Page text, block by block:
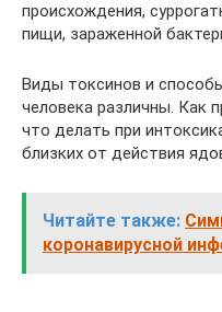
происхождения,
пищи, зараженной
Виды токсинов и
человека различны. Как
что делать при
близких от действия
Читайте также:
коронавирусной